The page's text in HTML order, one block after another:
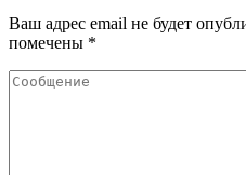
Ваш адрес email не будет
помечены *